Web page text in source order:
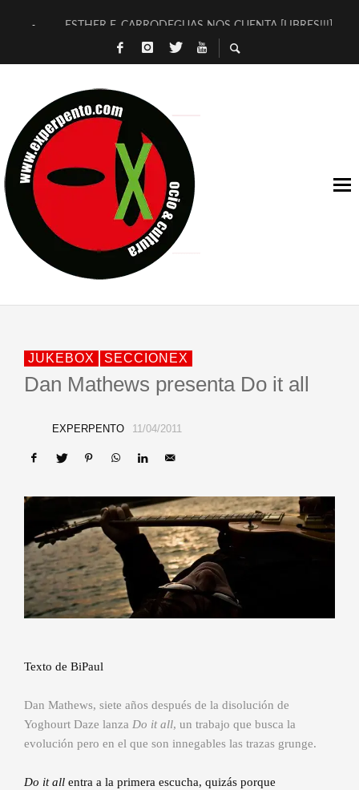
ESTHER F. CARRODEGUAS NOS CUENTA [LIBRES!!!]
[TERRA DE GUAPES] DE SANDRA MONFORT
TIMBRE 4, LA ESCUELA DEL DIRECTOR TEATRAL CLAUDIO
30 AÑOS (NO ES NADA) DE LA KATARSIS DEL TOMATAZO
MILITARES JUDÍAS EN #EXVITA
D’BALDOMEROS REINVENTAN [BITÁCORA 3.0] EN EXVITA
MARSHALL FLASH PRESENTA EN EXVITA [RELATIVA
JOFRE BARDAGÍ EN EXVITA INTERPRETANDO A SERRAT
JUKEBOX SECCIONEX
Dan Mathews presenta Do it all
EXPERPENTO 11/04/2011
Texto de BiPaul
Dan Mathews, siete años después de la disolución de
Yoghourt Daze lanza Do it all, un trabajo que busca la
evolución pero en el que son innegables las trazas grunge.
Do it all entra a la primera escucha, quizás porque